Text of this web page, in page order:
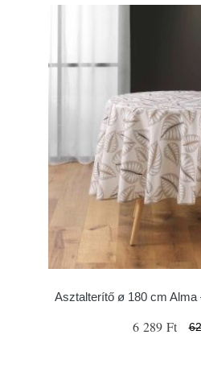
Asztalterítő ø 180 cm Alma
6 289 Ft